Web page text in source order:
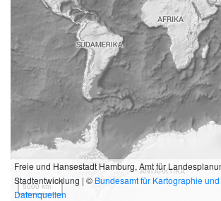
5000 km
Freie und Hansestadt Hamburg, Amt für
Stadtentwicklung | © Bundesamt für Kartographie
Datenquellen